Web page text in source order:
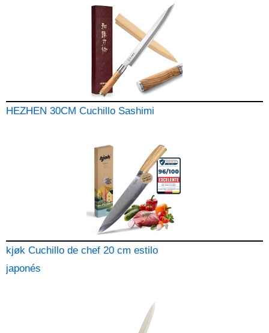
HEZHEN 30CM Cuchillo Sashimi
kjøk Cuchillo de chef 20 cm estilo
japonés